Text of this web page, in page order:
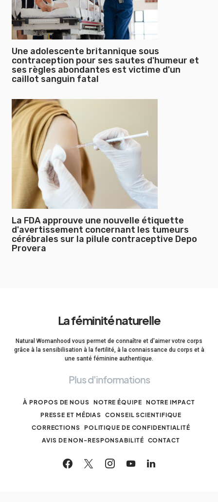
Une adolescente britannique sous
contraception pour ses sautes d'humeur et
ses règles abondantes est victime d'un
caillot sanguin fatal
La FDA approuve une nouvelle étiquette
d'avertissement concernant les tumeurs
cérébrales sur la pilule contraceptive Depo
Provera
La féminité naturelle
Natural Womanhood vous permet de connaître et d'aimer votre corps
grâce à la sensibilisation à la fertilité, à la connaissance du corps et à
une santé féminine authentique.
Plus d'informations
À PROPOS DE NOUS NOTRE ÉQUIPE NOTRE IMPACT
PRESSE ET MÉDIAS
CONSEIL SCIENTIFIQUE
CORRECTIONS POLITIQUE DE CONFIDENTIALITÉ
AVIS DE NON-RESPONSABILITÉ CONTACT